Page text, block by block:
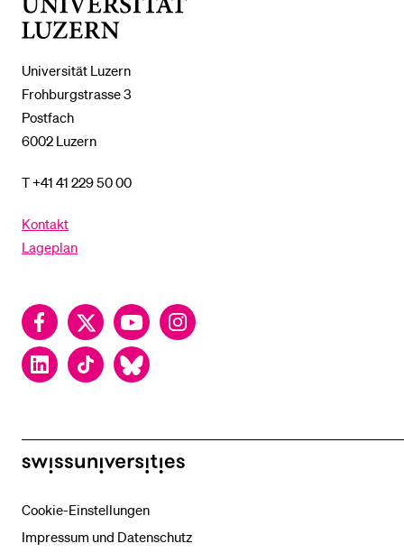
Universität Luzern
Frohburgstrasse 3
Postfach
6002 Luzern
T +41 41 229 50 00
Kontakt
Lageplan
FacebookTwitter YouTubeInstagram
LinkedInTikTok Bluesky
swissuniversities
Cookie-Einstellungen
Impressum und Datenschutz